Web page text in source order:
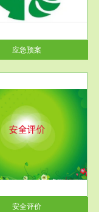
应急预案
安全评价